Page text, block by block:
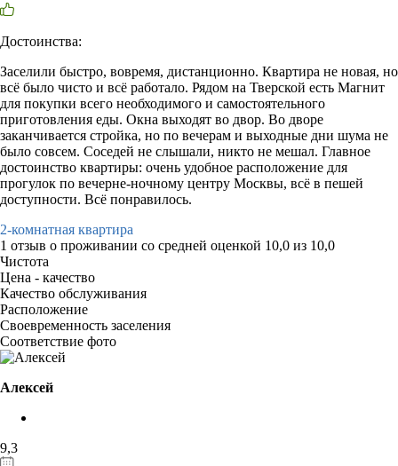
Достоинства:
Заселили быстро, вовремя, дистанционно. Квартира не новая, но
всё было чисто и всё работало. Рядом на Тверской есть Магнит
для покупки всего необходимого и самостоятельного
приготовления еды. Окна выходят во двор. Во дворе
заканчивается стройка, но по вечерам и выходные дни шума не
было совсем. Соседей не слышали, никто не мешал. Главное
достоинство квартиры: очень удобное расположение для
прогулок по вечерне-ночному центру Москвы, всё в пешей
доступности. Всё понравилось.
2-комнатная квартира
1 отзыв о проживании со средней оценкой 10,0 из 10,0
Чистота
Цена - качество
Качество обслуживания
Расположение
Своевременность заселения
Соответствие фото
Алексей
9,3